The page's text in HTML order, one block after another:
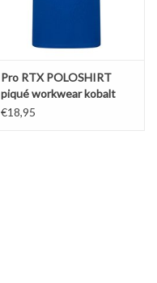
Pro RTX POLOSHIRT
piqué workwear kobalt
€18,95